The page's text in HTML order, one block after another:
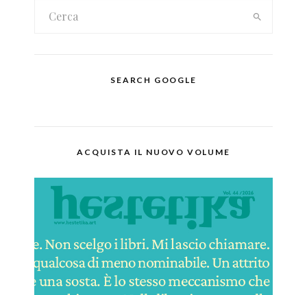
SEARCH GOOGLE
ACQUISTA IL NUOVO VOLUME